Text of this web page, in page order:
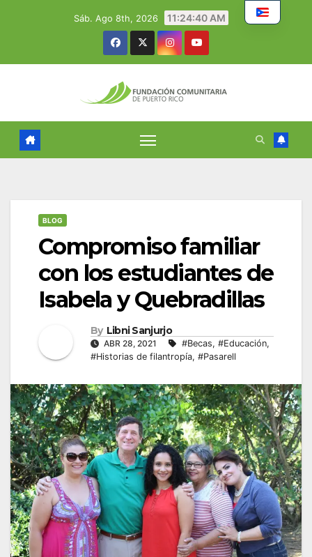
Sáb. Ago 8th, 2026 11:24:41 AM
BLOG
Compromiso familiar
con los estudiantes de
Isabela y Quebradillas
By Libni Sanjurjo
ABR 28, 2021 #Becas, #Educación,
#Historias de filantropía, #Pasarell